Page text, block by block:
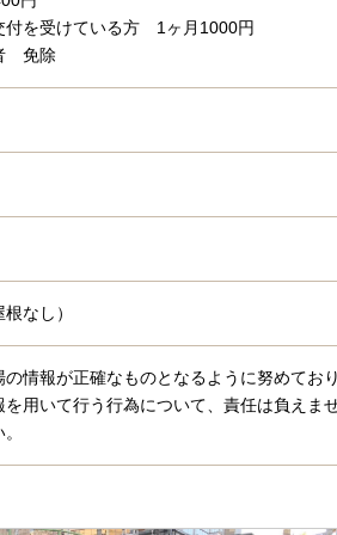
付を受けている方 1ヶ月1000円
免除
なし）
情報が正確なものとなるように努めてお
を用いて行う行為について、責任は負えま